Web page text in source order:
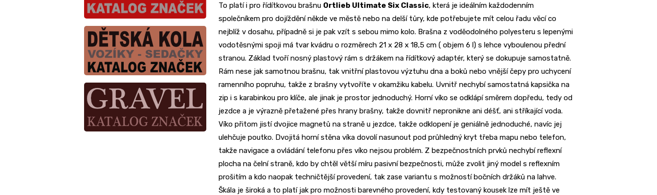
To platí i pro řídítkovou brašnu Ortlieb Ultimate Six Classic, která je ideálním každodenním
společníkem pro dojíždění někde ve městě nebo na delší tůry, kde potřebujete mít celou řadu věcí co
nejblíž v dosahu, případně si je pak vzít s sebou mimo kolo. Brašna z voděodolného polyesteru s lepenými
vodotěsnými spoji má tvar kvádru o rozměrech 21 x 28 x 18,5 cm ( objem 6 l) s lehce vyboulenou přední
stranou. Základ tvoří nosný plastový rám s držákem na řídítkový adaptér, který se dokupuje samostatně.
Rám nese jak samotnou brašnu, tak vnitřní plastovou výztuhu dna a boků nebo vnější čepy pro uchycení
ramenního popruhu, takže z brašny vytvoříte v okamžiku kabelu. Uvnitř nechybí samostatná kapsička na
zip i s karabinkou pro klíče, ale jinak je prostor jednoduchý. Horní víko se odklápí směrem dopředu, tedy od
jezdce a je výrazně přetažené přes hrany brašny, takže dovnitř nepronikne ani déšť, ani stříkající voda.
Víko přitom jistí dvojice magnetů na straně u jezdce, takže odklopení je geniálně jednoduché, navíc jej
ulehčuje poutko. Dvojitá horní stěna víka dovolí nasunout pod průhledný kryt třeba mapu nebo telefon,
takže navigace a ovládání telefonu přes víko nejsou problém. Z bezpečnostních prvků nechybí reflexní
plocha na čelní straně, kdo by chtěl větší míru pasivní bezpečnosti, může zvolit jiný model s reflexním
prošitím a kdo naopak techničtější provedení, tak zase variantu s možností bočních držáků na lahve.
Škála je široká a to platí jak pro možnosti barevného provedení, kdy testovaný kousek lze mít ještě ve